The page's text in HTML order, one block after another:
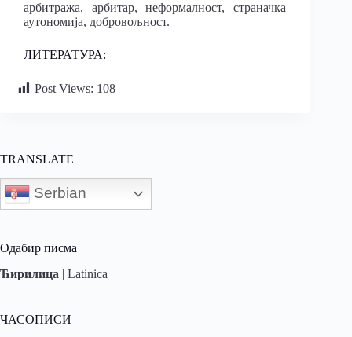
арбитража, арбитар, неформалност, страначка
аутономија, добровољност.
ЛИТЕРАТУРА:
Post Views: 108
TRANSLATE
Serbian
Одабир писма
Ћирилица | Latinica
ЧАСОПИСИ